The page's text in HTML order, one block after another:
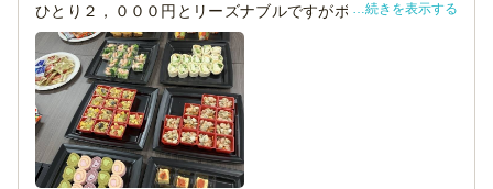
ひとり２，０００円とリーズナブルですがボリュームがあ
り、若い男性でも満足していただける内容でした。
料理はこちらのケータリングだけで十分だったので、乾き
もののみ別途購入して開催しました。
メニューの内容は野菜、肉、魚、デザートと一通りそろっ
ていて、さらにピクルス等もありバランスが良かったで
す。
小分けのメニューと大皿メニューがあったので、すべて小
続きを表示する